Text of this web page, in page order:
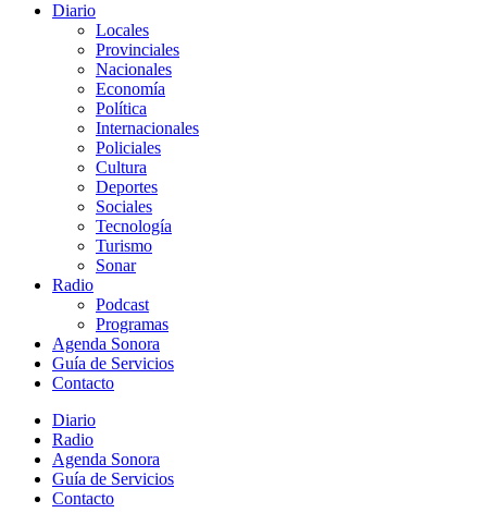
Diario
Locales
Provinciales
Nacionales
Economía
Política
Internacionales
Policiales
Cultura
Deportes
Sociales
Tecnología
Turismo
Sonar
Radio
Podcast
Programas
Agenda Sonora
Guía de Servicios
Contacto
Diario
Radio
Agenda Sonora
Guía de Servicios
Contacto